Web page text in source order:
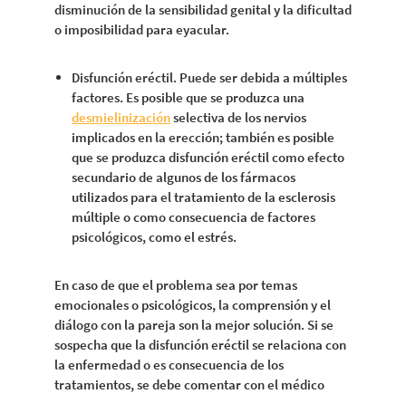
disminución de la sensibilidad genital y la dificultad
o imposibilidad para eyacular.
Disfunción eréctil. Puede ser debida a múltiples
factores. Es posible que se produzca una
desmielinizaciónselectiva de los nervios
implicados en la erección; también es posible
que se produzca disfunción eréctil como efecto
secundario de algunos de los fármacos
utilizados para el tratamiento de la esclerosis
múltiple o como consecuencia de factores
psicológicos, como el estrés.
En caso de que el problema sea por temas
emocionales o psicológicos, la comprensión y el
diálogo con la pareja son la mejor solución. Si se
sospecha que la disfunción eréctil se relaciona con
la enfermedad o es consecuencia de los
tratamientos, se debe comentar con el médico